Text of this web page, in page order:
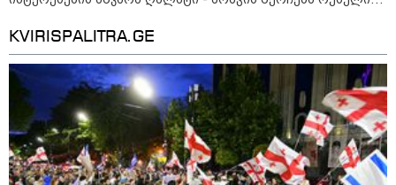
მორიგი თავდასხმა Wildberries-
ის საწყობზე - დრონებით
თავდასხმის შემდეგ, ტულას
ოლქში მდებარე საწყობში
ხანძარია
09:12 / 05-08-2026
KVIRISPALITRA.GE